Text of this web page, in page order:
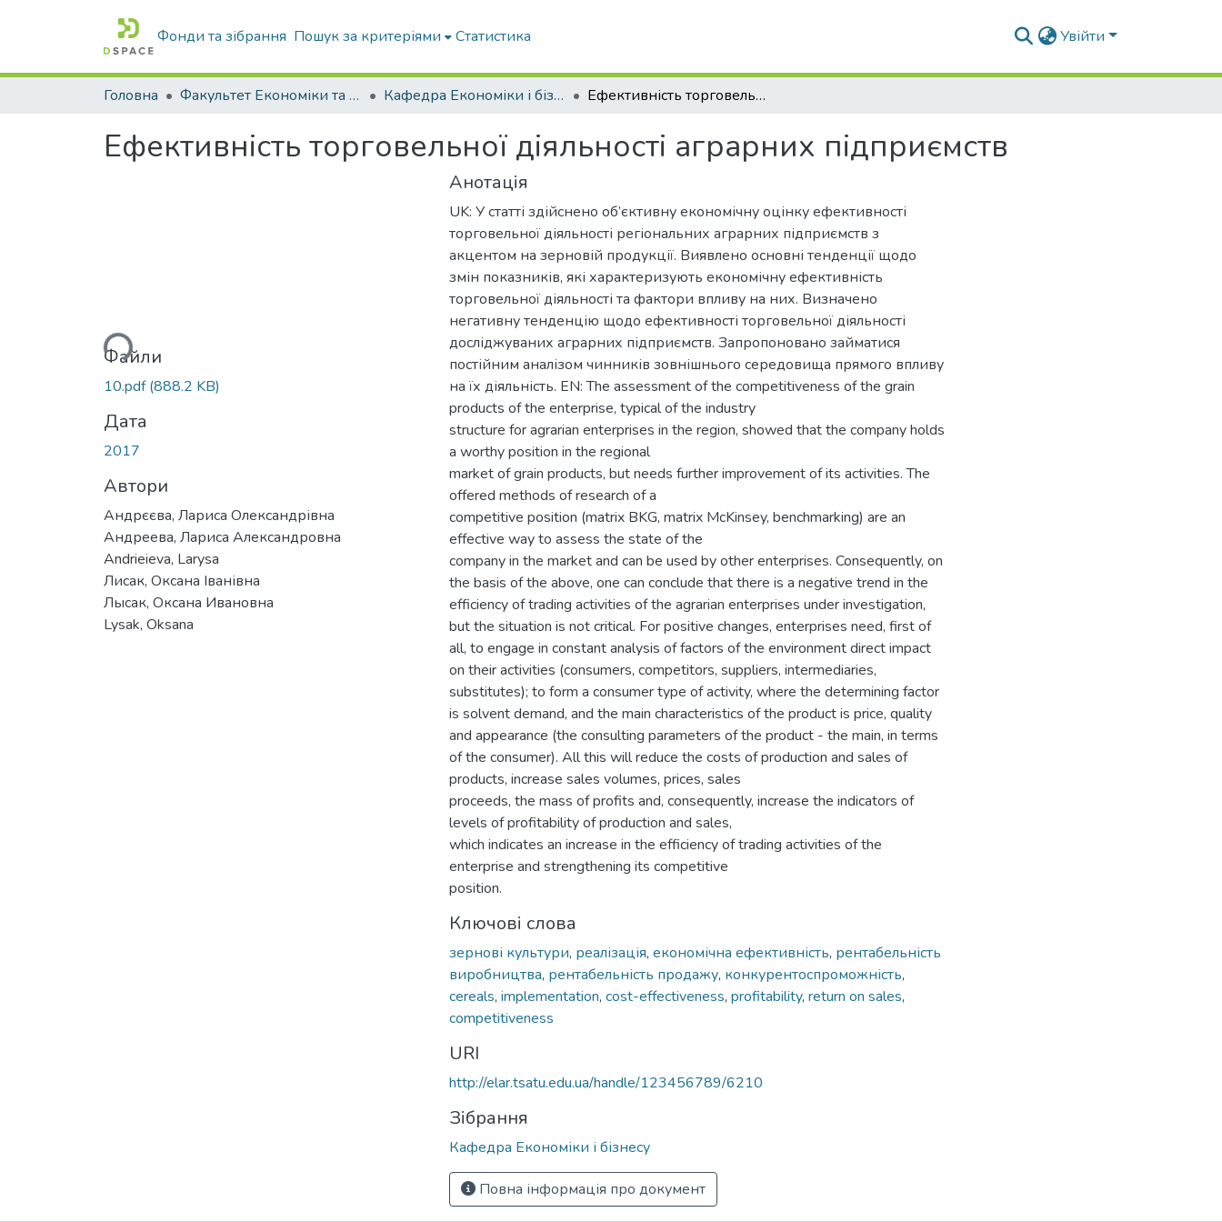
Фонди та зібрання Пошук за критеріями Статистика Увійти
Головна Факультет Економіки та бізнесу Кафедра Економіки і бізнесу Ефективність торговельної діяльності аграрних підприємств
Ефективність торговельної діяльності аграрних підприємств
Вантажиться...
Файли
10.pdf(888.2 KB)
Дата
2017
Автори
Андрєєва, Лариса Олександрівна
Андреева, Лариса Александровна
Andrieieva, Larysa
Лисак, Оксана Іванівна
Лысак, Оксана Ивановна
Lysak, Oksana
Анотація
UK: У статті здійснено об’єктивну економічну оцінку ефективності
торговельної діяльності регіональних аграрних підприємств з
акцентом на зерновій продукції. Виявлено основні тенденції щодо
змін показників, які характеризують економічну ефективність
торговельної діяльності та фактори впливу на них. Визначено
негативну тенденцію щодо ефективності торговельної діяльності
досліджуваних аграрних підприємств. Запропоновано займатися
постійним аналізом чинників зовнішнього середовища прямого впливу
на їх діяльність. EN: The assessment of the competitiveness of the grain
products of the enterprise, typical of the industry
structure for agrarian enterprises in the region, showed that the company holds
a worthy position in the regional
market of grain products, but needs further improvement of its activities. The
offered methods of research of a
competitive position (matrix BKG, matrix McKinsey, benchmarking) are an
effective way to assess the state of the
company in the market and can be used by other enterprises. Consequently, on
the basis of the above, one can conclude that there is a negative trend in the
efficiency of trading activities of the agrarian enterprises under investigation,
but the situation is not critical. For positive changes, enterprises need, first of
all, to engage in constant analysis of factors of the environment direct impact
on their activities (consumers, competitors, suppliers, intermediaries,
substitutes); to form a consumer type of activity, where the determining factor
is solvent demand, and the main characteristics of the product is price, quality
and appearance (the consulting parameters of the product - the main, in terms
of the consumer). All this will reduce the costs of production and sales of
products, increase sales volumes, prices, sales
proceeds, the mass of profits and, consequently, increase the indicators of
levels of profitability of production and sales,
which indicates an increase in the efficiency of trading activities of the
enterprise and strengthening its competitive
position.
Ключові слова
зернові культури, реалізація, економічна ефективність, рентабельність
виробництва, рентабельність продажу, конкурентоспроможність,
cereals, implementation, cost-effectiveness, profitability, return on sales,
competitiveness
URI
http://elar.tsatu.edu.ua/handle/123456789/6210
Зібрання
Кафедра Економіки і бізнесу
Повна інформація про документ